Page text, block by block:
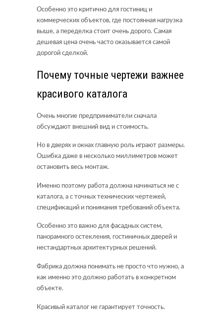
Особенно это критично для гостиниц и
коммерческих объектов, где постоянная нагрузка
выше, а переделка стоит очень дорого. Самая
дешевая цена очень часто оказывается самой
дорогой сделкой.
Почему точные чертежи важнее
красивого каталога
Очень многие предприниматели сначала
обсуждают внешний вид и стоимость.
Но в дверях и окнах главную роль играют размеры.
Ошибка даже в несколько миллиметров может
остановить весь монтаж.
Именно поэтому работа должна начинаться не с
каталога, а с точных технических чертежей,
спецификаций и понимания требований объекта.
Особенно это важно для фасадных систем,
панорамного остекления, гостиничных дверей и
нестандартных архитектурных решений.
Фабрика должна понимать не просто что нужно, а
как именно это должно работать в конкретном
объекте.
Красивый каталог не гарантирует точность.